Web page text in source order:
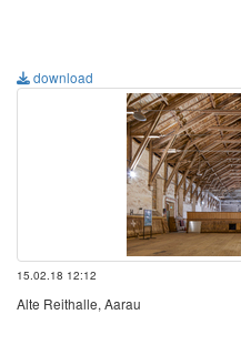
download
15.02.18 12:12
Alte Reithalle, Aarau